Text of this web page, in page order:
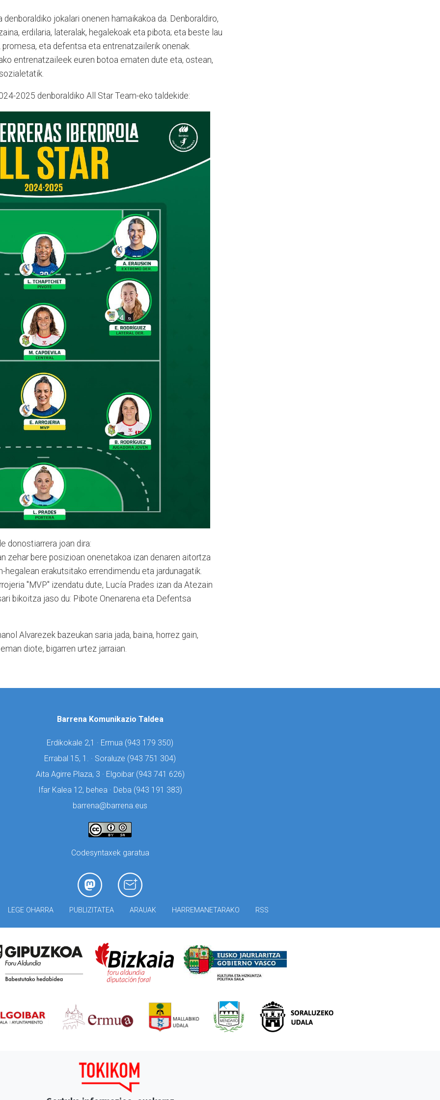
denboraldiko jokalari onenen hamaikakoa da. Denboraldiro,
erdilaria, lateralak, hegalekoak eta pibota; eta beste lau
promesa, eta defentsa eta entrenatzailerik onenak.
entrenatzaileek euren botoa ematen dute eta, ostean,
2025 denboraldiko All Star Team-eko taldekide:
donostiarrera joan dira:
zehar bere posizioan onenetakoa izan denaren aitortza
hegalean erakutsitako errendimendu eta jardunagatik.
"MVP" izendatu dute, Lucía Prades izan da Atezain
bikoitza jaso du: Pibote Onenarena eta Defentsa
Alvarezek bazeukan saria jada, baina, horrez gain,
diote, bigarren urtez jarraian.
Barrena Komunikazio Taldea
Erdikokale 2,1 · Ermua (943 179 350)
Errabal 15, 1. · Soraluze (943 751 304)
Aita Agirre Plaza, 3 · Elgoibar (943 741 626)
Ifar Kalea 12, behea · Deba (943 191 383)
barrena@barrena.eus
Codesyntaxek garatua
LEGE OHARRA PUBLIZITATEA ARAUAK HARREMANETARAKO RSS